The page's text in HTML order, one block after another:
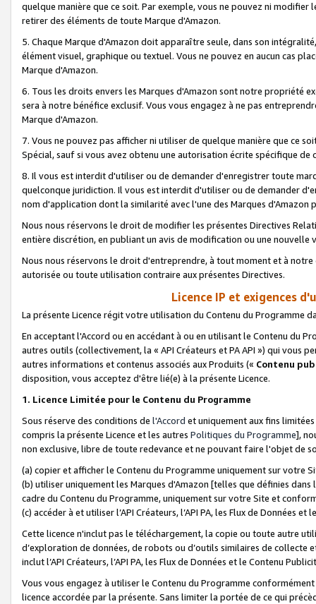
quelque manière que ce soit. Par exemple, vous ne pouvez ni
retirer des éléments de toute Marque d'Amazon.
5. Chaque Marque d'Amazon doit apparaître seule, dans son
élément visuel, graphique ou textuel. Vous ne pouvez en aucun cas
Marque d'Amazon.
6. Tous les droits envers les Marques d'Amazon sont notre propriété
sera à notre bénéfice exclusif. Vous vous engagez à ne pas
Marque d'Amazon.
7. Vous ne pouvez pas afficher ni utiliser de quelque manière que ce
Spécial, sauf si vous avez obtenu une autorisation écrite spécifique de
8. Il vous est interdit d'utiliser ou de demander d'enregistrer toute
quelconque juridiction. Il vous est interdit d'utiliser ou de demander
nom d'application dont la similarité avec l'une des Marques
Nous nous réservons le droit de modifier les présentes Directives
entière discrétion, en publiant un avis de modification ou une nouvelle
Nous nous réservons le droit d'entreprendre, à tout moment et à
autorisée ou toute utilisation contraire aux présentes Directives.
Licence IP et exigences
La présente Licence régit votre utilisation du Contenu du Programme
En acceptant l'Accord ou en accédant à ou en utilisant le Contenu du
autres outils (collectivement, la « API Créateurs et PA API ») qui vous
autres informations et contenus associés aux Produits (« Contenu
disposition, vous acceptez d'être lié(e) à la présente Licence.
1. Licence Limitée pour le Contenu du Programme
Sous réserve des conditions de l'Accord et uniquement aux fins
compris la présente Licence et les autres Politiques du Programme],
non exclusive, libre de toute redevance et ne pouvant faire l'objet de
(a) copier et afficher le Contenu du Programme uniquement sur votre
(b) utiliser uniquement les Marques d'Amazon [telles que définies dans
cadre du Contenu du Programme, uniquement sur votre Site et
(c) accéder à et utiliser l’API Créateurs, l’API PA, les Flux de Données
Cette licence n'inclut pas le téléchargement, la copie ou toute autre
d’exploration de données, de robots ou d’outils similaires de
inclut l’API Créateurs, l’API PA, les Flux de Données et le Contenu
Vous vous engagez à utiliser le Contenu du Programme
licence accordée par la présente. Sans limiter la portée de ce qui